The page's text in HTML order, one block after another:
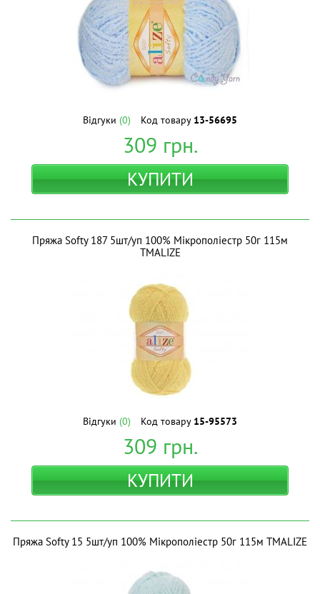
Відгуки (0) Код товару 13-56695
309 грн.
КУПИТИ
Пряжа Softy 187 5шт/уп 100% Мікрополіестр 50г 115м
ТМALIZE
Відгуки (0) Код товару 15-95573
309 грн.
КУПИТИ
Пряжа Softy 15 5шт/уп 100% Мікрополіестр 50г 115м ТМALIZE